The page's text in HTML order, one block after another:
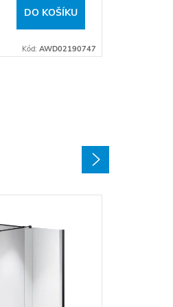
DO KOŠÍKU
Kód: AWD02190747